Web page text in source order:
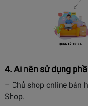
4. Ai nên sử dụng
– Chủ shop online bán
Shop.